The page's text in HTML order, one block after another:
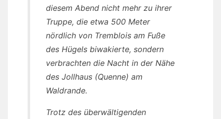
diesem Abend nicht mehr zu ihrer
Truppe, die etwa 500 Meter
nördlich von Tremblois am Fuße
des Hügels biwakierte, sondern
verbrachten die Nacht in der Nähe
des Jollhaus (Quenne) am
Waldrande.
Trotz des überwältigenden